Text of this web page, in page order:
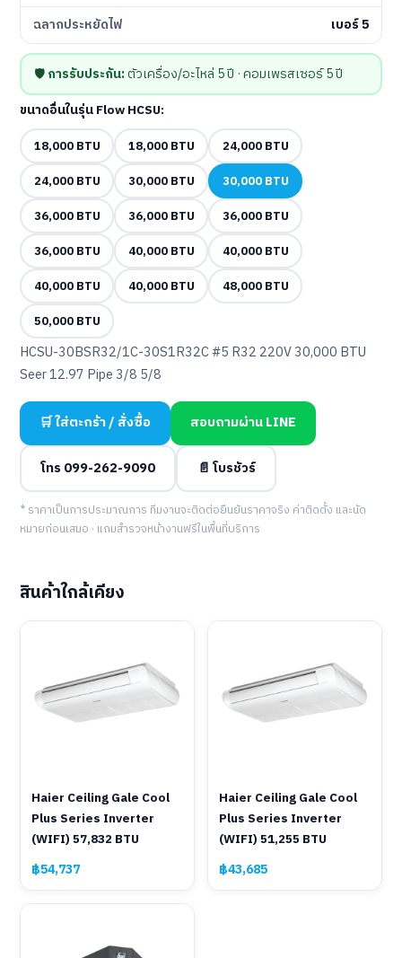
ฉลากประหยัดไฟ
เบอร์ 5
🛡️การรับประกัน:ตัวเครื่อง/อะไหล่ 5 ปี · คอมเพรสเซอร์ 5 ปี
ขนาดอื่นในรุ่น Flow HCSU:
18,000 BTU
18,000 BTU
24,000 BTU
24,000 BTU
30,000 BTU
30,000 BTU
36,000 BTU
36,000 BTU
36,000 BTU
36,000 BTU
40,000 BTU
40,000 BTU
40,000 BTU
40,000 BTU
48,000 BTU
50,000 BTU
HCSU-30BSR32/1C-30S1R32C #5 R32 220V 30,000 BTU
Seer 12.97 Pipe 3/8 5/8
🛒 ใส่ตะกร้า / สั่งซื้อ สอบถามผ่าน LINE
โทร 099-262-9090 📄 โบรชัวร์
* ราคาเป็นการประมาณการ ทีมงานจะติดต่อยืนยันราคาจริง ค่าติดตั้ง และนัด
หมายก่อนเสมอ · แถมสำรวจหน้างานฟรีในพื้นที่บริการ
สินค้าใกล้เคียง
Haier Ceiling Gale Cool
Plus Series Inverter
(WIFI) 57,832 BTU
฿54,737
Haier Ceiling Gale Cool
Plus Series Inverter
(WIFI) 51,255 BTU
฿43,685